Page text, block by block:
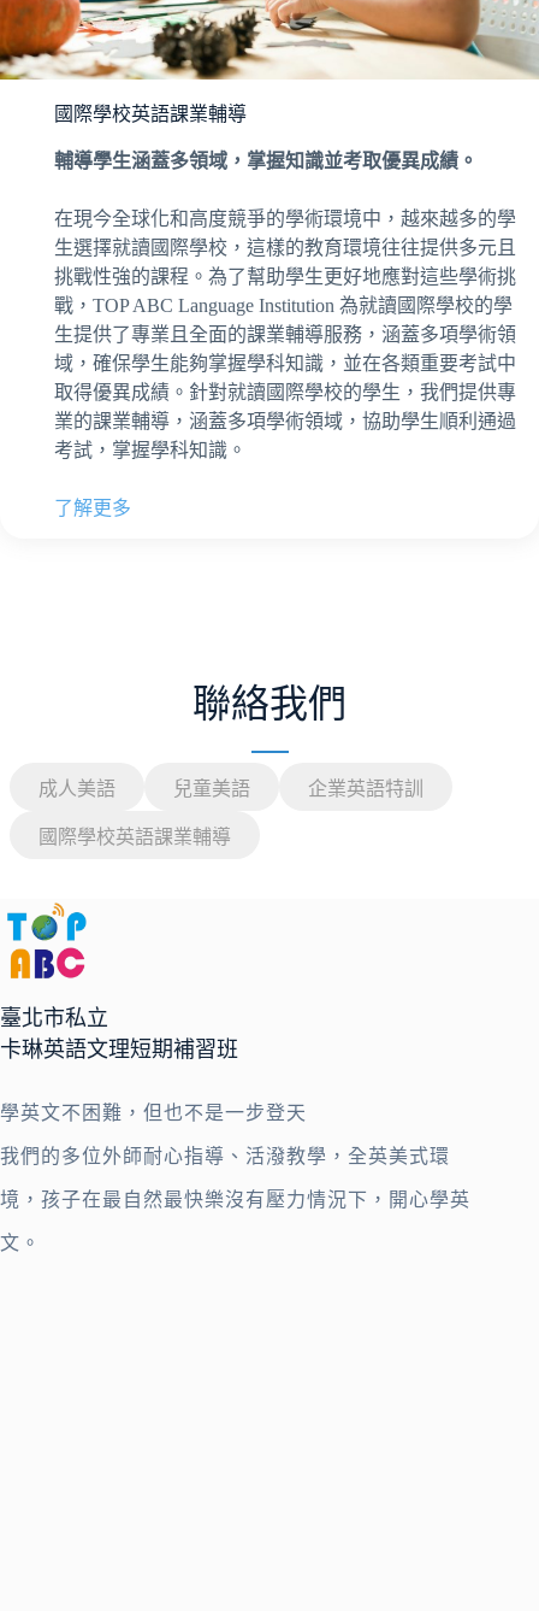
國際學校英語課業輔導
輔導學生涵蓋多領域，掌握知識並考取優異成績。
在現今全球化和高度競爭的學術環境中，越來越多的學
生選擇就讀國際學校，這樣的教育環境往往提供多元且
挑戰性強的課程。為了幫助學生更好地應對這些學術挑
戰，TOP ABC Language Institution 為就讀國際學校的學
生提供了專業且全面的課業輔導服務，涵蓋多項學術領
域，確保學生能夠掌握學科知識，並在各類重要考試中
取得優異成績。針對就讀國際學校的學生，我們提供專
業的課業輔導，涵蓋多項學術領域，協助學生順利通過
考試，掌握學科知識。
了解更多
聯絡我們
成人美語 兒童美語 企業英語特訓
國際學校英語課業輔導
臺北市私立
卡琳英語文理短期補習班
學英文不困難，但也不是一步登天
我們的多位外師耐心指導、活潑教學，全英美式環
境，孩子在最自然最快樂沒有壓力情況下，開心學英
文。